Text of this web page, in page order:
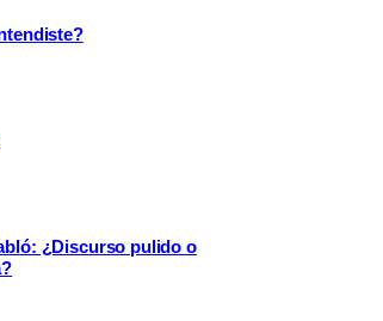
¿Discurso pulido o